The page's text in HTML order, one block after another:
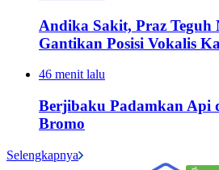
Andika Sakit, Praz Teguh
Gantikan Posisi Vokalis
46 menit lalu
Berjibaku Padamkan Api
Bromo
Selengkapnya